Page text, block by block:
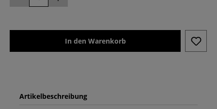
In den Warenkorb
Artikelbeschreibung